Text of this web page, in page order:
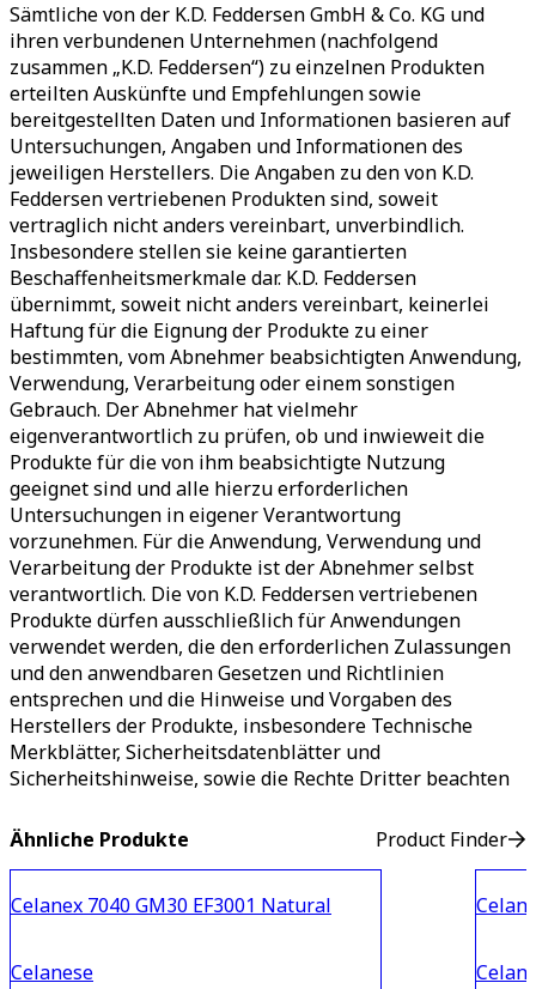
Sämtliche von der K.D. Feddersen GmbH & Co. KG und
ihren verbundenen Unternehmen (nachfolgend
zusammen „K.D. Feddersen“) zu einzelnen Produkten
erteilten Auskünfte und Empfehlungen sowie
bereitgestellten Daten und Informationen basieren auf
Untersuchungen, Angaben und Informationen des
jeweiligen Herstellers. Die Angaben zu den von K.D.
Feddersen vertriebenen Produkten sind, soweit
vertraglich nicht anders vereinbart, unverbindlich.
Insbesondere stellen sie keine garantierten
Beschaffenheitsmerkmale dar. K.D. Feddersen
übernimmt, soweit nicht anders vereinbart, keinerlei
Haftung für die Eignung der Produkte zu einer
bestimmten, vom Abnehmer beabsichtigten Anwendung,
Verwendung, Verarbeitung oder einem sonstigen
Gebrauch. Der Abnehmer hat vielmehr
eigenverantwortlich zu prüfen, ob und inwieweit die
Produkte für die von ihm beabsichtigte Nutzung
geeignet sind und alle hierzu erforderlichen
Untersuchungen in eigener Verantwortung
vorzunehmen. Für die Anwendung, Verwendung und
Verarbeitung der Produkte ist der Abnehmer selbst
verantwortlich. Die von K.D. Feddersen vertriebenen
Produkte dürfen ausschließlich für Anwendungen
verwendet werden, die den erforderlichen Zulassungen
und den anwendbaren Gesetzen und Richtlinien
entsprechen und die Hinweise und Vorgaben des
Herstellers der Produkte, insbesondere Technische
Merkblätter, Sicherheitsdatenblätter und
Sicherheitshinweise, sowie die Rechte Dritter beachten
Ähnliche Produkte Product Finder
Celanex 7040 GM30 EF3001 Natural
Celanese